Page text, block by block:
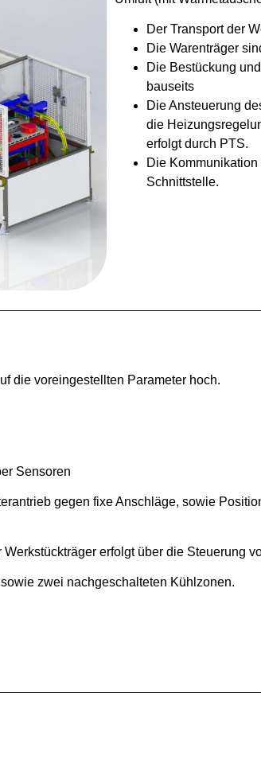
Der Transport der
Die Warenträger
Die Bestückung
bauseits
Die Ansteuerung
die
erfolgt durch PTS.
Die
Schnittstelle.
die voreingestellten Parameter hoch.
Sensoren
gegen fixe Anschläge, sowie
erfolgt über die Steuerung
zwei nachgeschalteten Kühlzonen.